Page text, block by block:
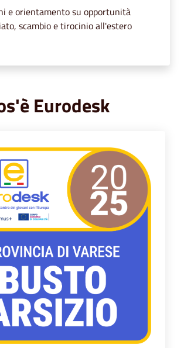
e orientamento su opportunità
scambio e tirocinio all'estero
Eurodesk